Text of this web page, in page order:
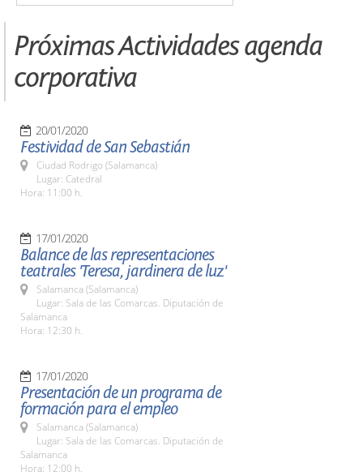
Próximas Actividades agenda
corporativa
20/01/2020
Festividad de San Sebastián
Ciudad Rodrigo (Salamanca)
Lugar: Catedral
Hora: 11:00 h.
17/01/2020
Balance de las representaciones
teatrales 'Teresa, jardinera de luz'
Salamanca (Salamanca)
Lugar: Sala de las Comarcas. Diputación de
Salamanca
Hora: 12:30 h.
17/01/2020
Presentación de un programa de
formación para el empleo
Salamanca (Salamanca)
Lugar: Sala de las Comarcas. Diputación de
Salamanca
Hora: 12:00 h.